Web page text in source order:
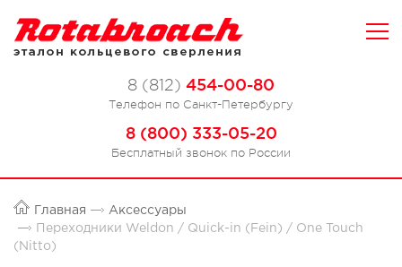
8 (812) 454-00-80
Телефон по Санкт-Петербургу
8 (800) 333-05-20
Бесплатный звонок по России
Главная
Аксессуары
Переходники Weldon / Quick-in (Fein) / One Touch
(Nitto)